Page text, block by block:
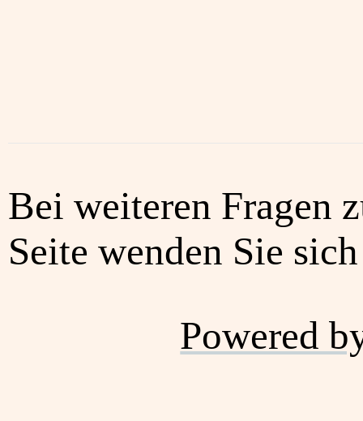
Bei weiteren Fragen
Seite wenden Sie
Powered